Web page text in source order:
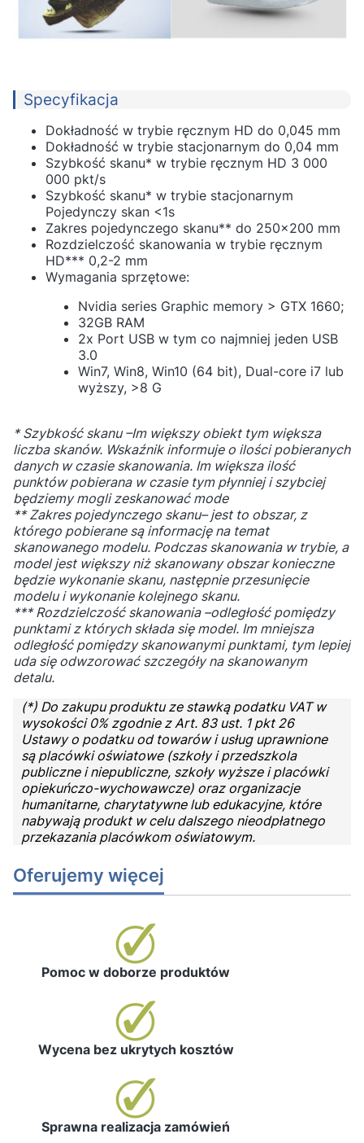
Specyfikacja
Dokładność w trybie ręcznym HD do 0,045 mm
Dokładność w trybie stacjonarnym do 0,04 mm
Szybkość skanu* w trybie ręcznym HD 3 000
000 pkt/s
Szybkość skanu* w trybie stacjonarnym
Pojedynczy skan <1s
Zakres pojedynczego skanu** do 250x200 mm
Rozdzielczość skanowania w trybie ręcznym
HD*** 0,2-2 mm
Wymagania sprzętowe:
Nvidia series Graphic memory > GTX 1660;
32GB RAM
2x Port USB w tym co najmniej jeden USB
3.0
Win7, Win8, Win10 (64 bit), Dual-core i7 lub
wyższy, >8 G
* Szybkość skanu –Im większy obiekt tym większa
liczba skanów. Wskaźnik informuje o ilości pobieranych
danych w czasie skanowania. Im większa ilość
punktów pobierana w czasie tym płynniej i szybciej
będziemy mogli zeskanować mode
** Zakres pojedynczego skanu– jest to obszar, z
którego pobierane są informację na temat
skanowanego modelu. Podczas skanowania w trybie, a
model jest większy niż skanowany obszar konieczne
będzie wykonanie skanu, następnie przesunięcie
modelu i wykonanie kolejnego skanu.
*** Rozdzielczość skanowania –odległość pomiędzy
punktami z których składa się model. Im mniejsza
odległość pomiędzy skanowanymi punktami, tym lepiej
uda się odwzorować szczegóły na skanowanym
detalu.
(*) Do zakupu produktu ze stawką podatku VAT w
wysokości 0% zgodnie z Art. 83 ust. 1 pkt 26
Ustawy o podatku od towarów i usług uprawnione
są placówki oświatowe (szkoły i przedszkola
publiczne i niepubliczne, szkoły wyższe i placówki
opiekuńczo-wychowawcze) oraz organizacje
humanitarne, charytatywne lub edukacyjne, które
nabywają produkt w celu dalszego nieodpłatnego
przekazania placówkom oświatowym.
Oferujemy więcej
Pomoc w doborze produktów
Wycena bez ukrytych kosztów
Sprawna realizacja zamówień